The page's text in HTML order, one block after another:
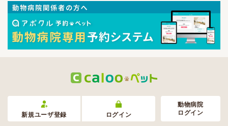
新規ユーザ登録 ログイン
動物病院
ログイン